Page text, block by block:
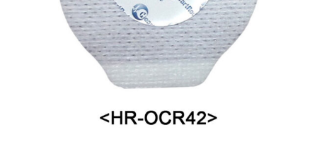
Lupa Password?